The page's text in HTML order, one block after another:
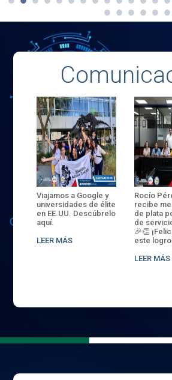
Viajamos a Google y
universidades de élite
en EE.UU. Descúbrelo
aquí.
LEER MÁS
Rocío
recibe
de plata
de
🎉👏
este
LEER MÁS